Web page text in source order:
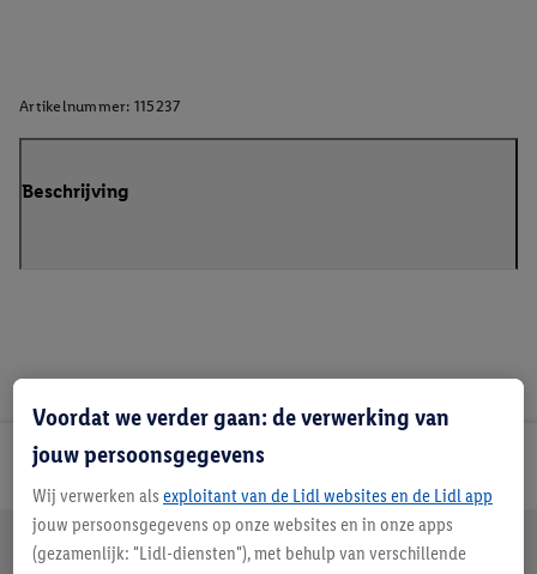
Artikelnummer: 115237
Beschrijving
Lidl Nieuwsbrief
Jouw voordelen bij ons als Lidl webshop klant
Gratis retourneren Veilig winkelen
Voordat we verder gaan: de verwerking van
jouw persoonsgegevens
Wij verwerken als exploitant van de Lidl websites en de Lidl app
jouw persoonsgegevens op onze websites en in onze apps
(gezamenlijk: "Lidl-diensten"), met behulp van verschillende